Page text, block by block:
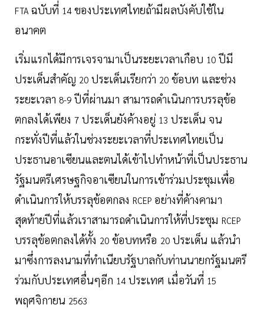
FTA ฉบับที่ 14 ของประเทศไทยถ้ามีผลบังคับใช้ใน
อนาคต
เริ่มแรกได้มีการเจรจามาเป็นระยะเวลาเกือบ 10 ปีมี
ประเด็นสำคัญ 20 ประเด็นเรียกว่า 20 ข้อบท และช่วง
ระยะเวลา 8-9 ปีที่ผ่านมา สามารถดำเนินการบรรลุข้อ
ตกลงได้เพียง 7 ประเด็นยังค้างอยู่ 13 ประเด็น จน
กระทั่งปีที่แล้วในช่วงระยะเวลาที่ประเทศไทยเป็น
ประธานอาเซียนและตนได้เข้าไปทำหน้าที่เป็นประธาน
รัฐมนตรีเศรษฐกิจอาเซียนในการเข้าร่วมประชุมเพื่อ
ดำเนินการให้บรรลุข้อตกลง RCEP อย่างที่ค้างคามา
สุดท้ายปีที่แล้วเราสามารถดำเนินการให้ที่ประชุม RCEP
บรรลุข้อตกลงได้ทั้ง 20 ข้อบทหรือ 20 ประเด็น แล้วนำ
มาซึ่งการลงนามที่ทำเนียบรัฐบาลกับท่านนายกรัฐมนตรี
ร่วมกับประเทศอื่นๆอีก 14 ประเทศ เมื่อวันที่ 15
พฤศจิกายน 2563